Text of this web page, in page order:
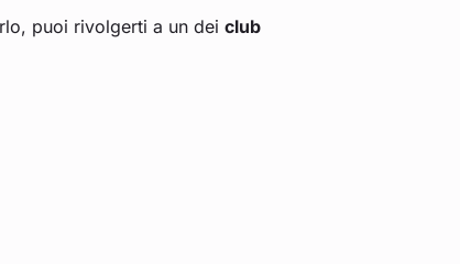
puoi rivolgerti a un dei club